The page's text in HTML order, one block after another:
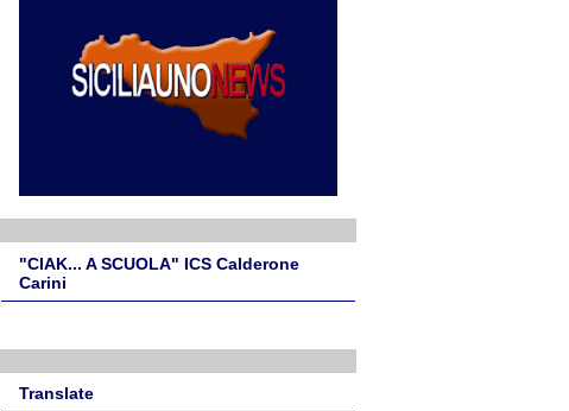
"CIAK... A SCUOLA" ICS Calderone
Carini
Translate